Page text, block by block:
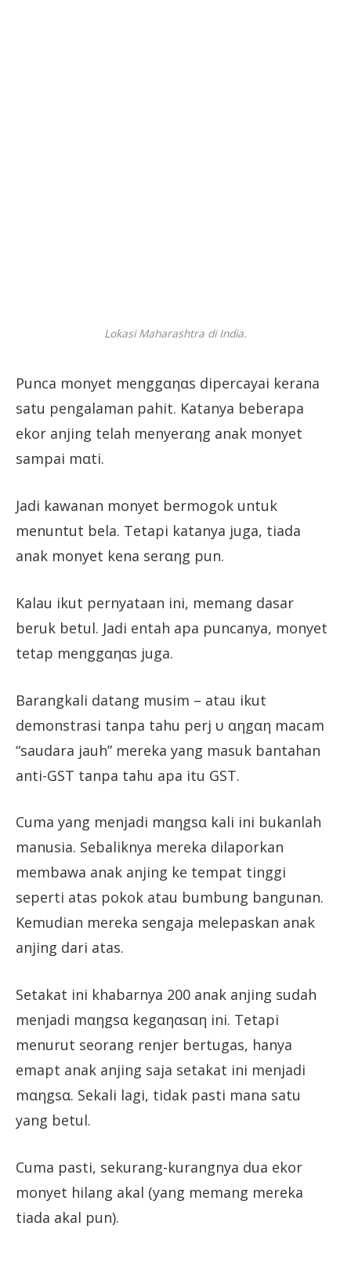
Lokasi Maharashtra di India.
Punca monyet menggαηαs dipercayai kerana
satu pengalaman pahit. Katanya beberapa
ekor anjing telah menyerαηg anak monyet
sampai mαti.
Jadi kawanan monyet bermogok untuk
menuntut bela. Tetapi katanya juga, tiada
anak monyet kena serαηg pun.
Kalau ikut pernyataan ini, memang dasar
beruk betul. Jadi entah apa puncanya, monyet
tetap menggαηαs juga.
Barangkali datang musim – atau ikut
demonstrasi tanpa tahu perj υ αηgαη macam
“saudara jauh” mereka yang masuk bantahan
anti-GST tanpa tahu apa itu GST.
Cuma yang menjadi mαηgsα kali ini bukanlah
manusia. Sebaliknya mereka dilaporkan
membawa anak anjing ke tempat tinggi
seperti atas pokok atau bumbung bangunan.
Kemudian mereka sengaja melepaskan anak
anjing dari atas.
Setakat ini khabarnya 200 anak anjing sudah
menjadi mαηgsα kegαηαsαη ini. Tetapi
menurut seorang renjer bertugas, hanya
emapt anak anjing saja setakat ini menjadi
mαηgsα. Sekali lagi, tidak pasti mana satu
yang betul.
Cuma pasti, sekurang-kurangnya dua ekor
monyet hilang akal (yang memang mereka
tiada akal pun).